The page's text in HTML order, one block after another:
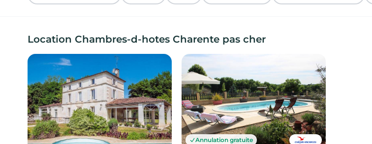
Location Chambres-d-hotes Charente pas cher
Annulation gratuite